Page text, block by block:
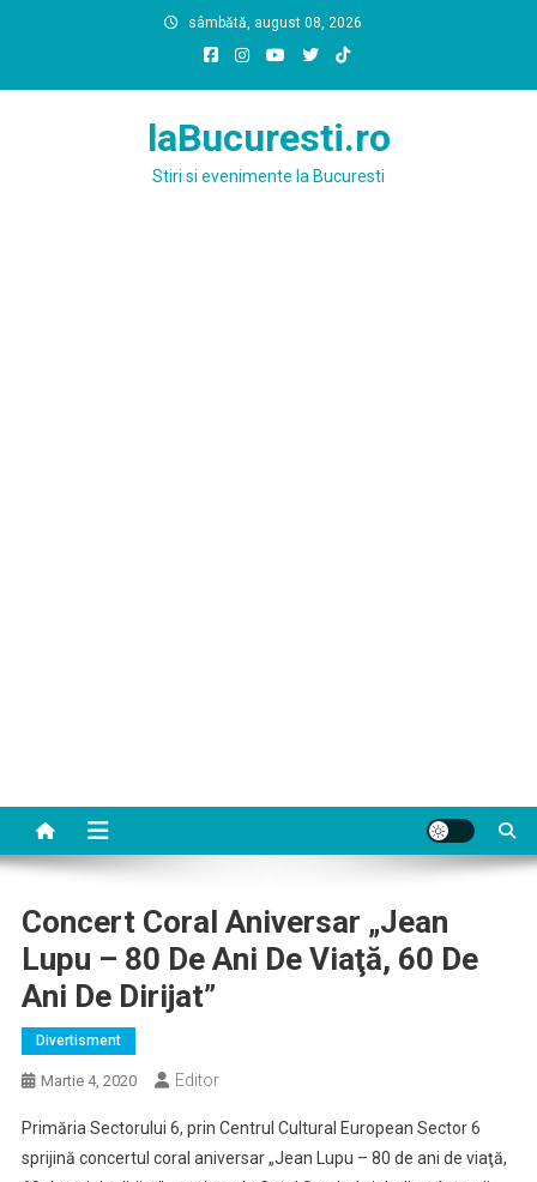
sâmbătă, august 08, 2026
laBucuresti.ro
Stiri si evenimente la Bucuresti
Concert Coral Aniversar „Jean
Lupu – 80 De Ani De Viaţă, 60 De
Ani De Dirijat”
Divertisment
Martie 4, 2020 Editor
Primăria Sectorului 6, prin Centrul Cultural European Sector 6
sprijină concertul coral aniversar „Jean Lupu – 80 de ani de viaţă,